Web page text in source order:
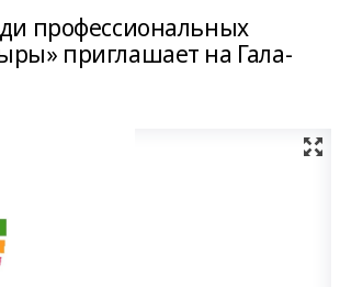
профессиональных
приглашает на Гала-